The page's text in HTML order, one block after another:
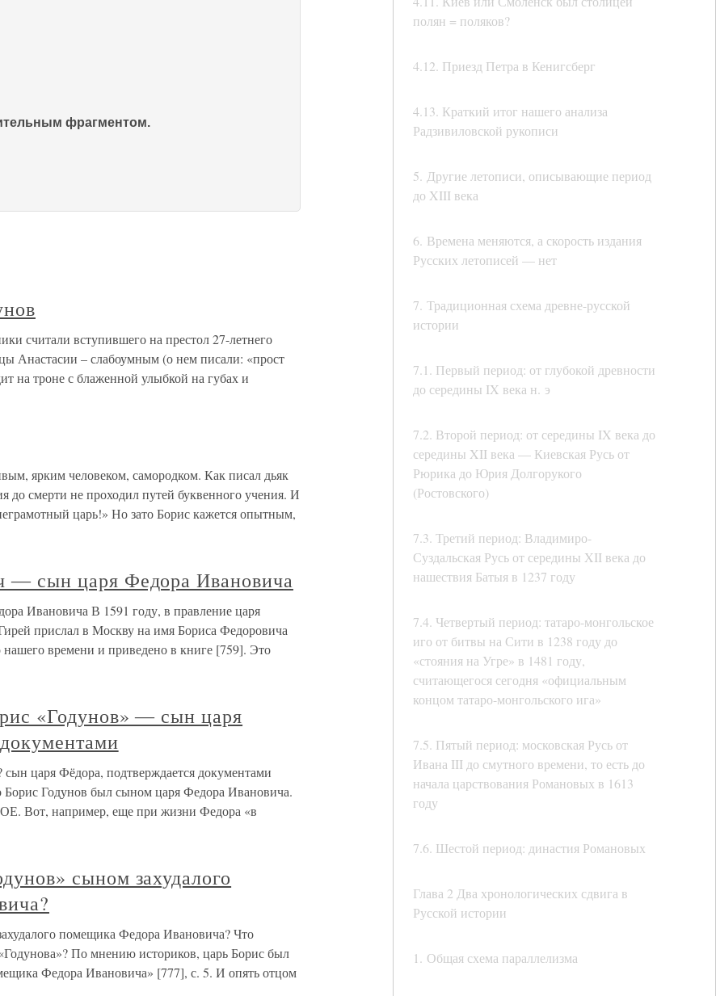
полян = поляков?
4.12. Приезд Петра в Кенигсберг
4.13. Краткий итог нашего анализа
Радзивиловской рукописи
5. Другие летописи, описывающие период
до XIII века
6. Времена меняются, а скорость издания
Русских летописей — нет
7. Традиционная схема древне-русской
истории
7.1. Первый период: от глубокой древности
до середины IX века н. э
7.2. Второй период: от середины IX века до
середины XII века — Киевская Русь от
Рюрика до Юрия Долгорукого
(Ростовского)
7.3. Третий период: Владимиро-
Суздальская Русь от середины XII века до
нашествия Батыя в 1237 году
7.4. Четвертый период: татаро-монгольское
иго от битвы на Сити в 1238 году до
«стояния на Угре» в 1481 году,
считающегося сегодня «официальным
концом татаро-монгольского ига»
7.5. Пятый период: московская Русь от
Ивана III до смутного времени, то есть до
начала царствования Романовых в 1613
году
7.6. Шестой период: династия Романовых
Глава 2 Два хронологических сдвига в
Русской истории
1. Общая схема параллелизма
фрагментом.
считали вступившего на престол 27-летнего
Анастасии – слабоумным (о нем писали: «прост
на троне с блаженной улыбкой на губах и
ярким человеком, самородком. Как писал дьяк
смерти не проходил путей буквенного учения. И
царь!» Но зато Борис кажется опытным,
― сын царя Федора Ивановича
Ивановича В 1591 году, в правление царя
прислал в Москву на имя Бориса Федоровича
времени и приведено в книге [759]. Это
«Годунов» ― сын царя
царя Фёдора, подтверждается документами
Борис Годунов был сыном царя Федора Ивановича.
Вот, например, еще при жизни Федора «в
сыном захудалого
помещика Федора Ивановича? Что
По мнению историков, царь Борис был
Федора Ивановича» [777], с. 5. И опять отцом